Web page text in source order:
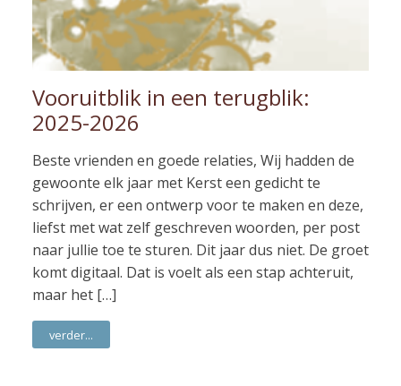
Vooruitblik in een terugblik:
2025-2026
Beste vrienden en goede relaties, Wij hadden de
gewoonte elk jaar met Kerst een gedicht te
schrijven, er een ontwerp voor te maken en deze,
liefst met wat zelf geschreven woorden, per post
naar jullie toe te sturen. Dit jaar dus niet. De groet
komt digitaal. Dat is voelt als een stap achteruit,
maar het […]
verder...